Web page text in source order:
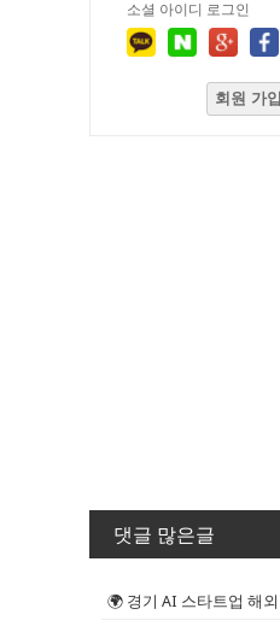
소셜 아이디 로그인
회원 가입
댓글 많은글